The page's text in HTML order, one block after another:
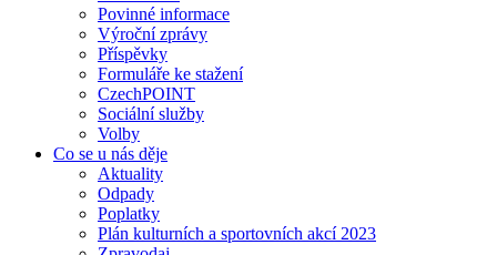
Povinné informace
Výroční zprávy
Příspěvky
Formuláře ke stažení
CzechPOINT
Sociální služby
Volby
Co se u nás děje
Aktuality
Odpady
Poplatky
Plán kulturních a sportovních akcí 2023